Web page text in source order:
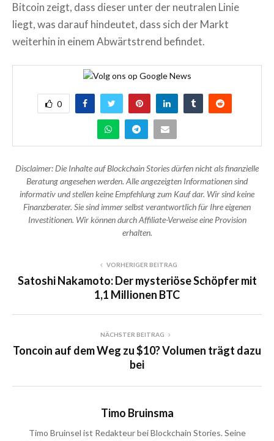
Bitcoin zeigt, dass dieser unter der neutralen Linie
liegt, was darauf hindeutet, dass sich der Markt
weiterhin in einem Abwärtstrend befindet.
0
Disclaimer: Die Inhalte auf Blockchain Stories dürfen nicht als finanzielle
Beratung angesehen werden. Alle angezeigten Informationen sind
informativ und stellen keine Empfehlung zum Kauf dar. Wir sind keine
Finanzberater. Sie sind immer selbst verantwortlich für Ihre eigenen
Investitionen. Wir können durch Affiliate-Verweise eine Provision
erhalten.
VORHERIGER BEITRAG
Satoshi Nakamoto: Der mysteriöse Schöpfer mit
1,1 Millionen BTC
NÄCHSTER BEITRAG
Toncoin auf dem Weg zu $10? Volumen trägt dazu
bei
Timo Bruinsma
Timo Bruinsel ist Redakteur bei Blockchain Stories. Seine